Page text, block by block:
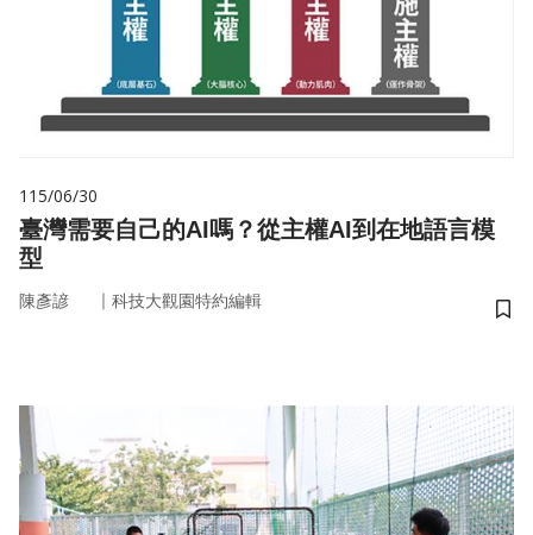
115/06/30
臺灣需要自己的AI嗎？從主權AI到在地語言模
型
陳彥諺 ｜ 科技大觀園特約編輯
儲